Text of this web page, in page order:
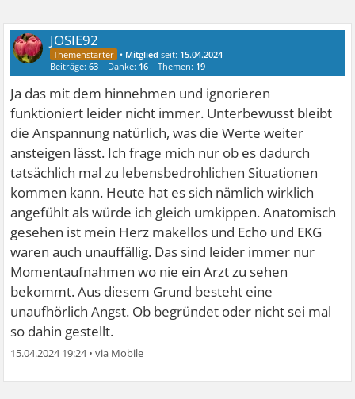
JOSIE92
• Mitglied seit: 15.04.2024
Beiträge:63 Danke: 16 Themen: 19
Ja das mit dem hinnehmen und ignorieren
funktioniert leider nicht immer. Unterbewusst bleibt
die Anspannung natürlich, was die Werte weiter
ansteigen lässt. Ich frage mich nur ob es dadurch
tatsächlich mal zu lebensbedrohlichen Situationen
kommen kann. Heute hat es sich nämlich wirklich
angefühlt als würde ich gleich umkippen. Anatomisch
gesehen ist mein Herz makellos und Echo und EKG
waren auch unauffällig. Das sind leider immer nur
Momentaufnahmen wo nie ein Arzt zu sehen
bekommt. Aus diesem Grund besteht eine
unaufhörlich Angst. Ob begründet oder nicht sei mal
so dahin gestellt.
15.04.2024 19:24•